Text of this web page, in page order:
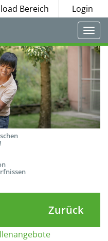
Bereich Login
Zurück